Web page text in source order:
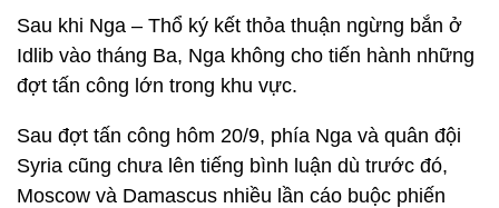
Sau khi Nga – Thổ ký kết thỏa thuận ngừng bắn ở
Idlib vào tháng Ba, Nga không cho tiến hành những
đợt tấn công lớn trong khu vực.
Sau đợt tấn công hôm 20/9, phía Nga và quân đội
Syria cũng chưa lên tiếng bình luận dù trước đó,
Moscow và Damascus nhiều lần cáo buộc phiến